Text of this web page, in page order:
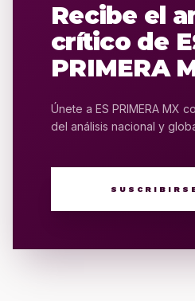
Recibe el
crítico de
PRIMERA
Únete a ES PRIMERA MX
del análisis nacional y